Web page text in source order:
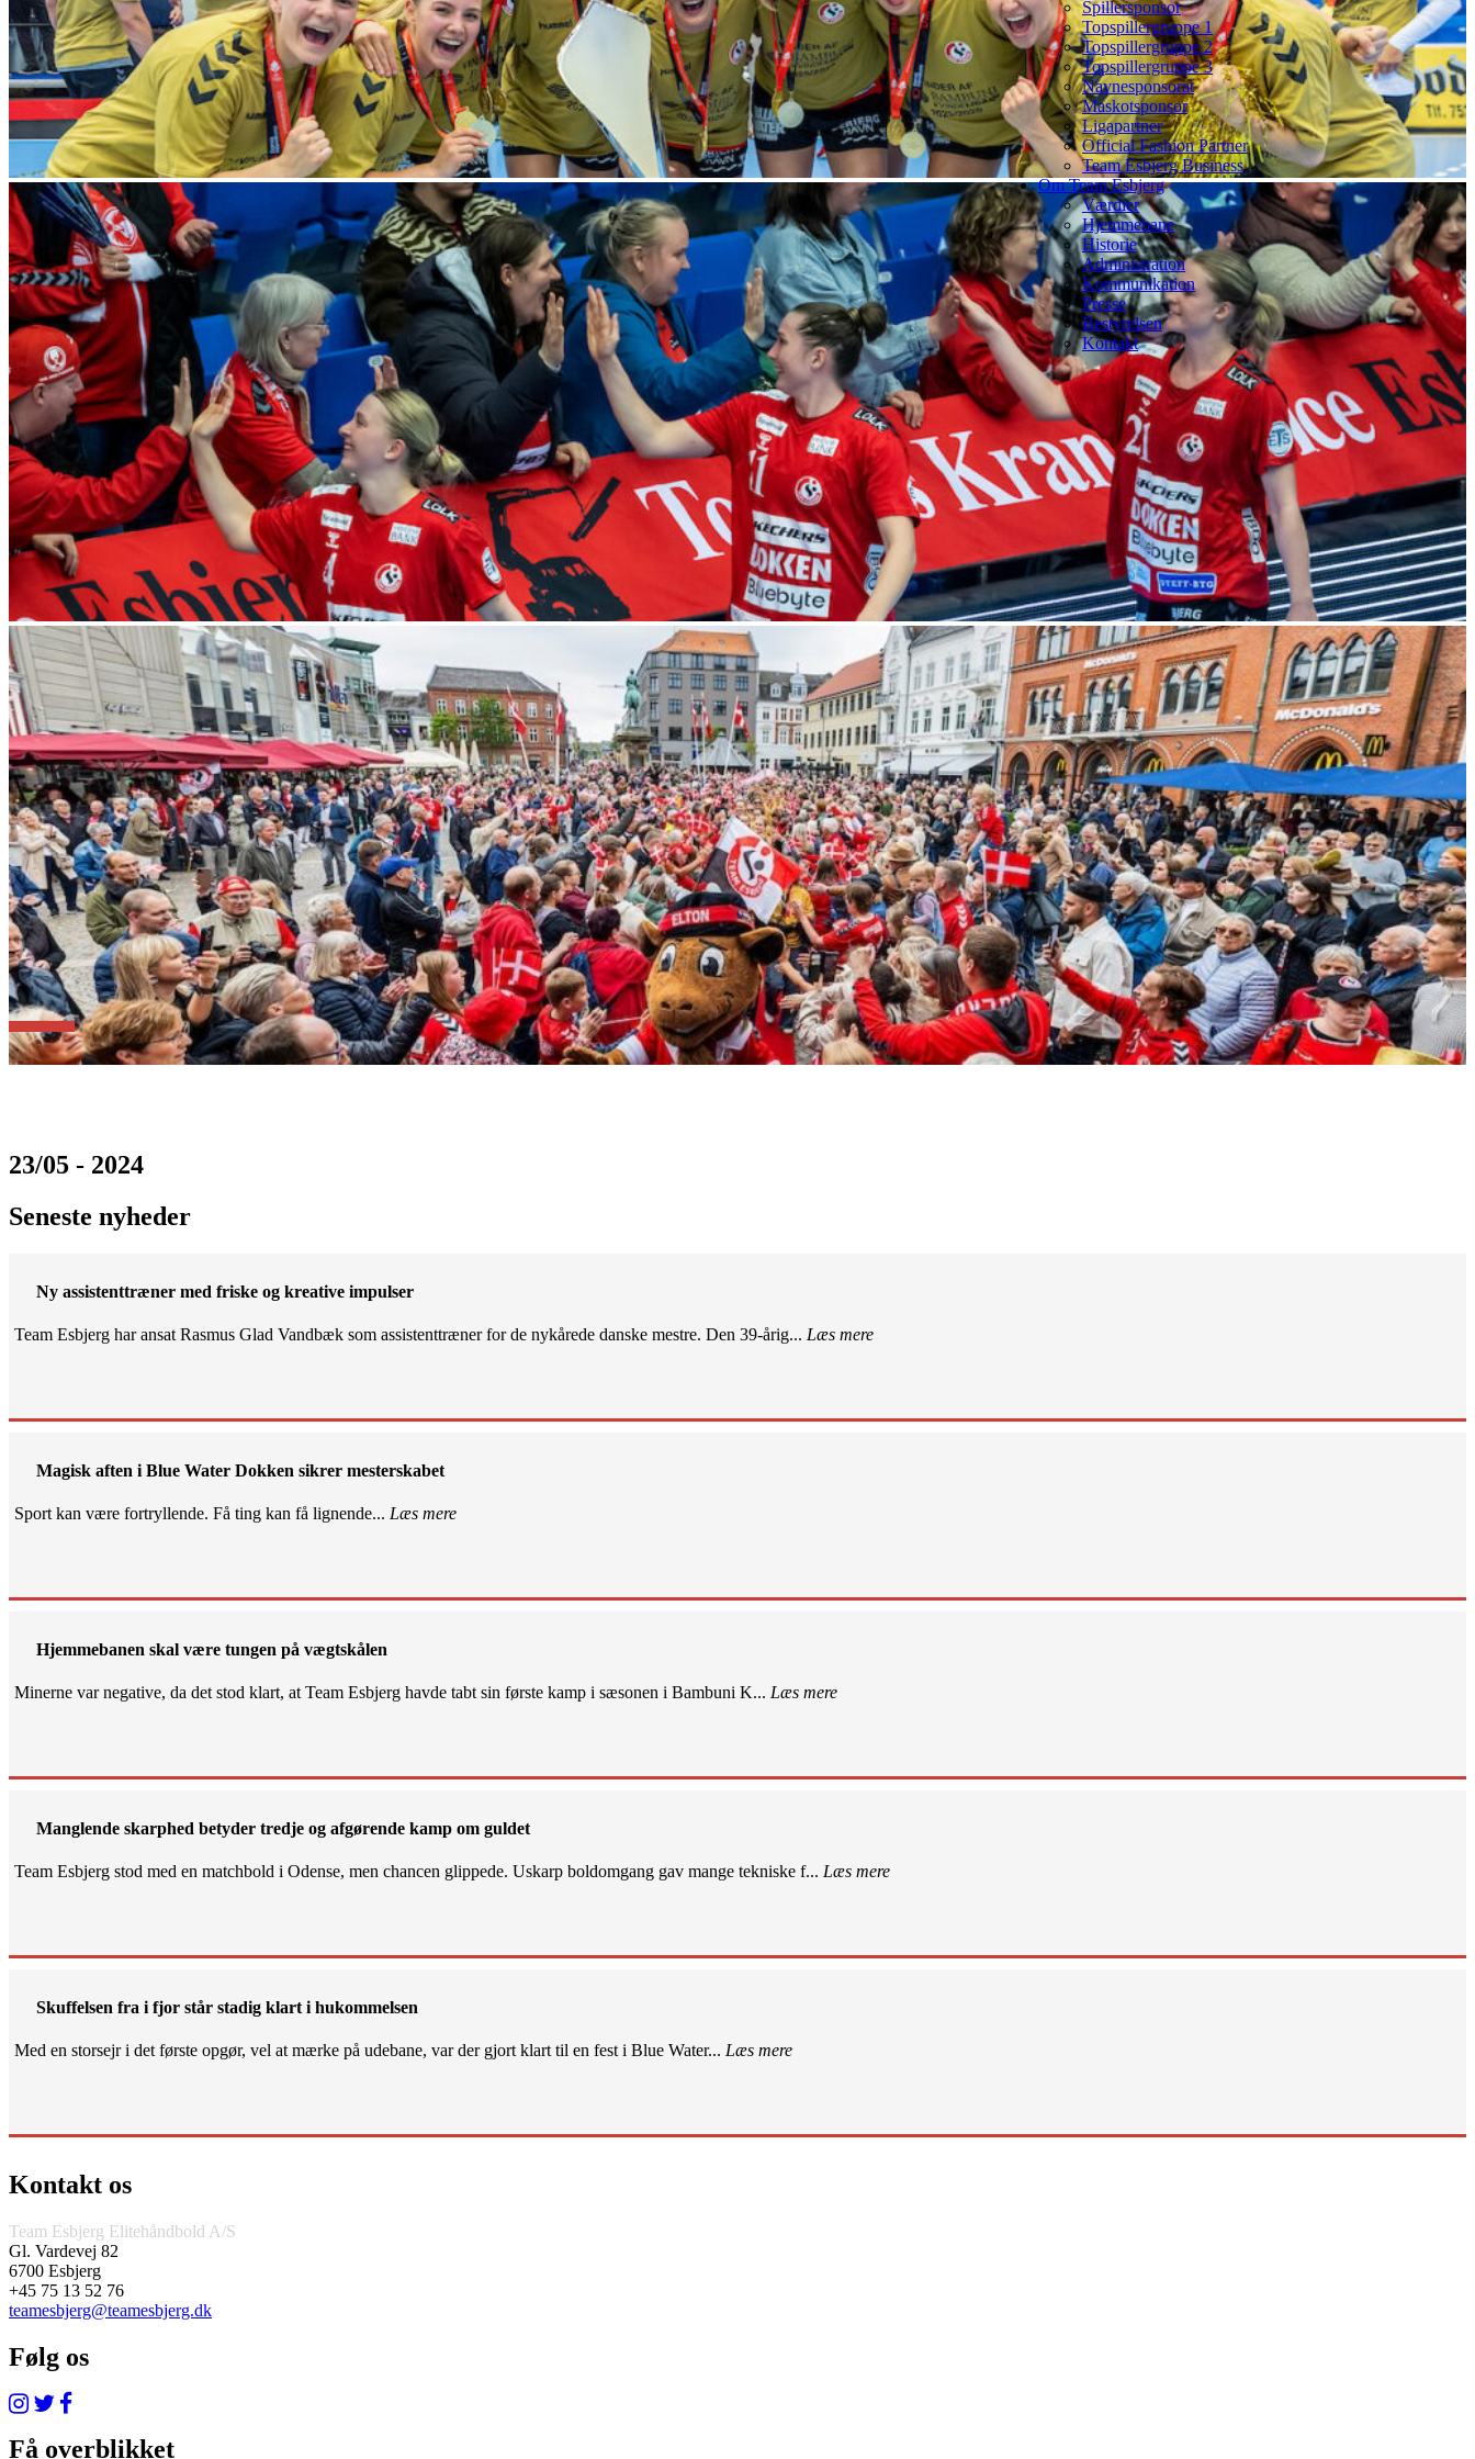
Spillersponsor
Topspillergruppe 1
Topspillergruppe 2
Topspillergruppe 3
Navnesponsorat
Maskotsponsor
Ligapartner
Official Fashion Partner
Team Esbjerg Business
Om Team Esbjerg
Værdier
Hjemmebane
Historie
Administration
Kommunikation
Presse
Bestyrelsen
Kontakt
23/05 - 2024
Seneste nyheder
Ny assistenttræner med friske og kreative impulser
Team Esbjerg har ansat Rasmus Glad Vandbæk som assistenttræner for de nykårede danske mestre. Den 39-årig... Læs mere
Magisk aften i Blue Water Dokken sikrer mesterskabet
Sport kan være fortryllende. Få ting kan få lignende... Læs mere
Hjemmebanen skal være tungen på vægtskålen
Minerne var negative, da det stod klart, at Team Esbjerg havde tabt sin første kamp i sæsonen i Bambuni K... Læs mere
Manglende skarphed betyder tredje og afgørende kamp om guldet
Team Esbjerg stod med en matchbold i Odense, men chancen glippede. Uskarp boldomgang gav mange tekniske f... Læs mere
Skuffelsen fra i fjor står stadig klart i hukommelsen
Med en storsejr i det første opgør, vel at mærke på udebane, var der gjort klart til en fest i Blue Water... Læs mere
Kontakt os
Team Esbjerg Elitehåndbold A/S
Gl. Vardevej 82
6700 Esbjerg
+45 75 13 52 76
teamesbjerg@teamesbjerg.dk
Følg os
Få overblikket